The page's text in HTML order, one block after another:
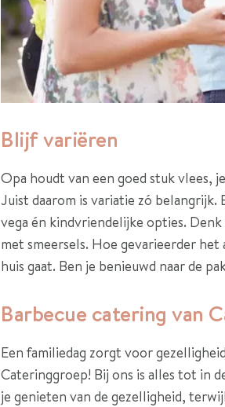
Blijf variëren
Opa houdt van een goed stuk vlees,
Juist daarom is variatie zó
vega én kindvriendelijke opties.
met smeersels. Hoe gevarieerder
huis gaat. Ben je benieuwd naar de
Barbecue catering van
Een familiedag zorgt voor
Cateringgroep! Bij ons is alles tot in
je genieten van de gezelligheid,